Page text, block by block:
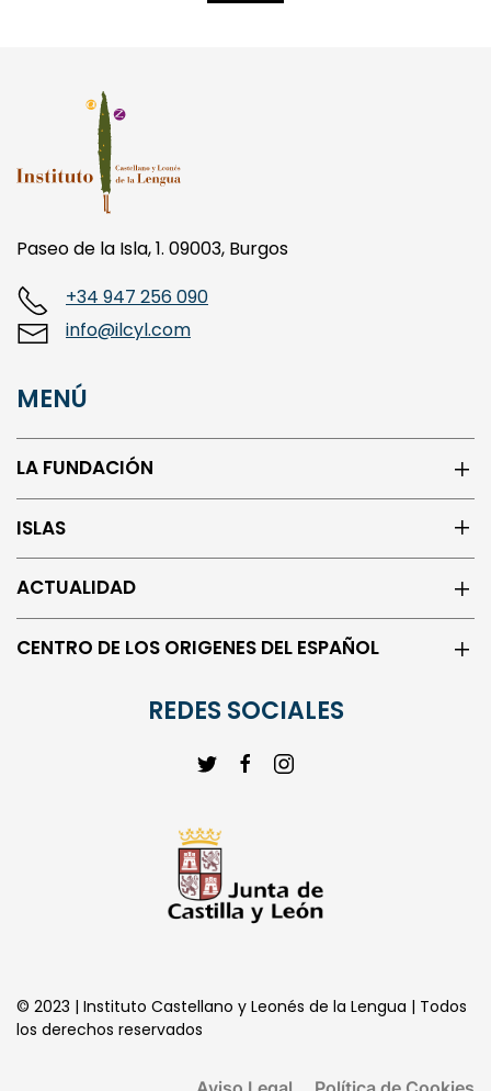
Paseo de la Isla, 1. 09003, Burgos
+34 947 256 090
MENÚ
LA FUNDACIÓN
ISLAS
ACTUALIDAD
© 2023 | Instituto Castellano y Leonés de la Lengua | Todos